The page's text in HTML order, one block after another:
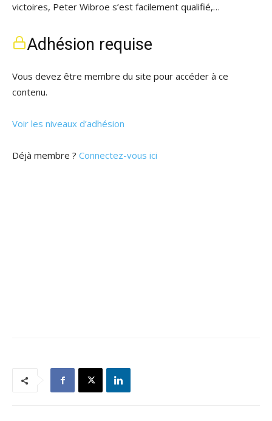
victoires, Peter Wibroe s’est facilement qualifié,…
Adhésion requise
Vous devez être membre du site pour accéder à ce
contenu.
Voir les niveaux d’adhésion
Déjà membre ? Connectez-vous ici